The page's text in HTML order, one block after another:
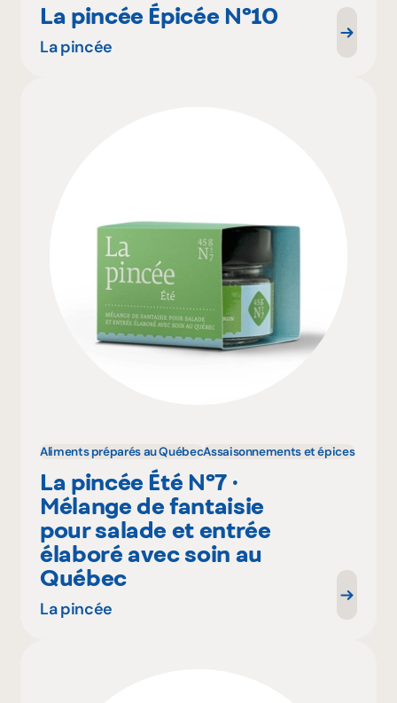
La pincée Épicée Nº10
La pincée
Aliments préparés au QuébecAssaisonnements et épices
La pincée Été Nº7 ·
Mélange de fantaisie
pour salade et entrée
élaboré avec soin au
Québec
La pincée